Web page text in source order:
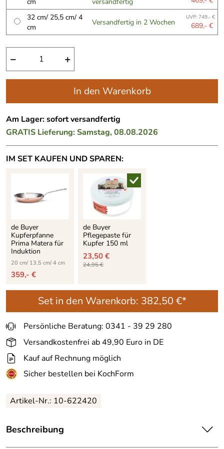
32 cm/ 25,5 cm/ 4
cm
Versandfertig in 2 Wochen UVP: 749,- €
689,- €
− +
In den Warenkorb
Am Lager: sofort versandfertig
GRATIS Lieferung: Samstag, 08.08.2026
IM SET KAUFEN UND SPAREN:
de Buyer
Kupferpfanne
Prima Matera für
Induktion
20 cm/ 13,5 cm/ 4 cm
359,- €
de Buyer
Pflegepaste für
Kupfer 150 ml
23,50 €
24,95 €
Set in den Warenkorb: 382,50 €*
Persönliche Beratung: 0341 - 39 29 280
Versandkostenfrei ab 49,90 Euro in DE
Kauf auf Rechnung möglich
Sicher bestellen bei KochForm
Artikel-Nr.: 10-622420
Beschreibung